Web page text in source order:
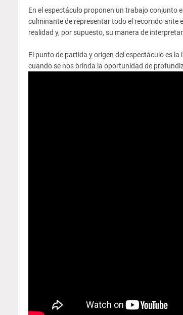
En el espectáculo proponen un trabajo conjunto
culminante de representar todo el recorrido ante
realidad y, por supuesto, su manera de
El punto de partida y origen del espectáculo es
cuando se nos brinda la oportunidad de